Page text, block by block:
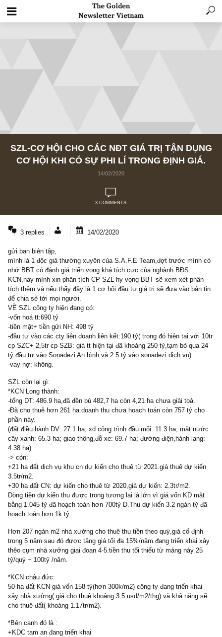
SZL-CƠ HỘI CHO CÁC NĐT GIÁ TRỊ TẬN
CƠ HỘI KHI CÓ SỰ PHI LÍ TRONG ĐỊNH
3 replies 14/02/2020
gửi ban biên tập,
mình là 1 độc giả thường xuyên của S.A.F.E Team,đợt trước
nhớ BBT có đánh giá triển vọng khá tích cực của nghành BĐS
KCN,nay mình xin phân tích CP SZL-hy vọng BBT sẽ xem xét
tích thêm và nếu thấy đây là 1 cơ hội đầu tư giá trị sẽ đưa vào
để chia sẻ tới mọi người.
VỀ SZL công ty hiện đang có:
-vốn hoá tt:690 tỷ
-tiền mặt+ tiền gửi NH: 498 tỷ
cp SZC+ 2,5tr cp SZB: giá tt hiện tại đã khoảng 250 tỷ,tạm bỏ
tỷ đầu tư vào Sonadezi An bình và 2.5 tỷ vào sonadezi dịch vụ)
-vay nợ: không.
SZL còn lại gì:
*KCN Long thành:
-tổng DT: 486.9 ha,đã đền bù 482,7 ha còn 4,21 ha chưa giải toả.
-Đã cho thuê hơn 261 ha.doanh thu chưa hoạch toán còn 757 tỷ
phần này.
(đất điều hành DV: 27.1 ha; xd công trình đầu mối: 11.3 ha; mặt
cây xanh: 65.3 ha; giao thông,đỗ xe: 69.7 ha; đường điện,hành
4.38 ha)
-> còn:
+21 ha đất dịch vụ khu cn dự kiến cho thuê từ 2021.giá thuê dự
3.5tr/m2.
+30 ha đất CN: dự kiến cho thuê từ 2020,giá dự kiến: 2.3tr/m2.
Dòng tiền dự kiến thu được trong tương lai là lớn vì giá vốn KD
bằng 1.045 tỷ đã hoạch toán hơn 700tỷ D.Thu dự kiến 3.2 ngàn tỷ
Hơn 207 ngàn m2 nhà xưởng cho thuê thu tiền theo quý,giá cố
trong 5 năm sau đó được tăng giá tối đa 15%/năm.đang triển khai
thêo cụm nhà xưởng giai đoạn 4-5.tiền thu tối thiểu từ mảng này
tỷ/quý ~ 100tỷ /năm.